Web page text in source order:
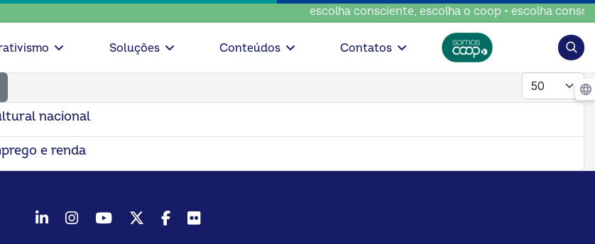
escolha consciente, escolha o coop • escolha
Soluções Conteúdos Contatos
Mostrar #
nacional
e renda
LinkedInInstagram
YoutubeTwitter/X
Facebook
Flickr